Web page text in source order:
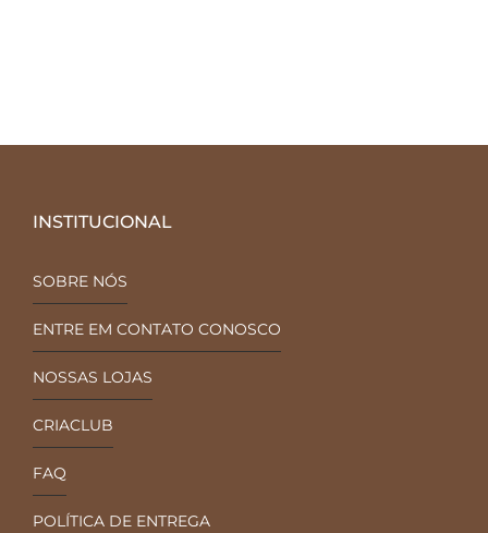
INSTITUCIONAL
SOBRE NÓS
ENTRE EM CONTATO CONOSCO
NOSSAS LOJAS
CRIACLUB
FAQ
POLÍTICA DE ENTREGA